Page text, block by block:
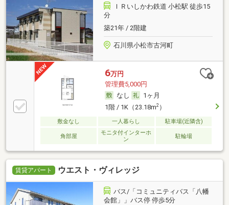
ＩＲいしかわ鉄道 小松駅 徒歩15
分
築21年 / 2階建
石川県小松市古河町
6万円
管理費5,000円
なし
1ヶ月
1階 / 1K（23.18m2）
敷金なし 一人暮らし 駐車場(近隣含)
角部屋
モニタ付インターホ
ン
駐輪場
賃貸アパート ウエスト・ヴィレッジ
バス/「コミュニティバス「八幡
会館」」バス停 停歩5分